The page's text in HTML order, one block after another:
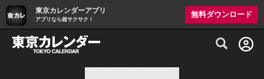
東京カレンダーアプリ
アプリなら超サクサク！
無料ダウンロード
グルメ情報・プレミアムレストラン予約